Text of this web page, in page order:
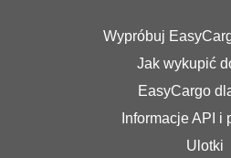
Wypróbuj
Jak wykupić
EasyCargo
Informacje API i
Ulotki